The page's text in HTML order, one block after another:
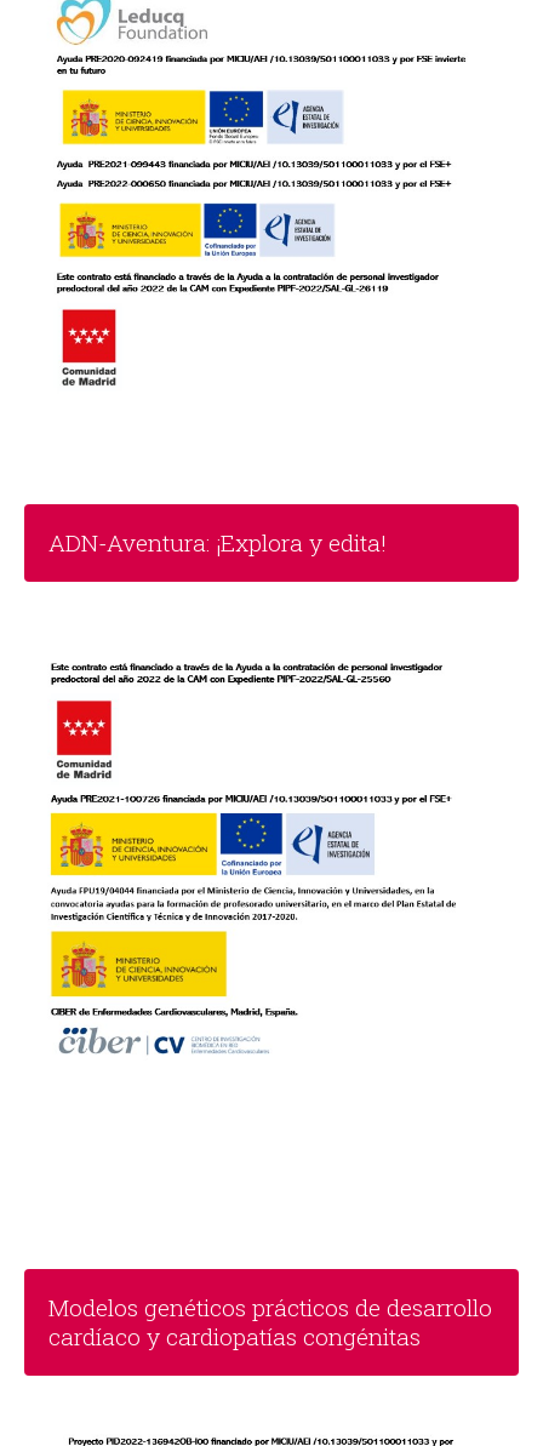
ADN-Aventura: ¡Explora y edita!
Modelos genéticos prácticos de desarrollo
cardíaco y cardiopatías congénitas